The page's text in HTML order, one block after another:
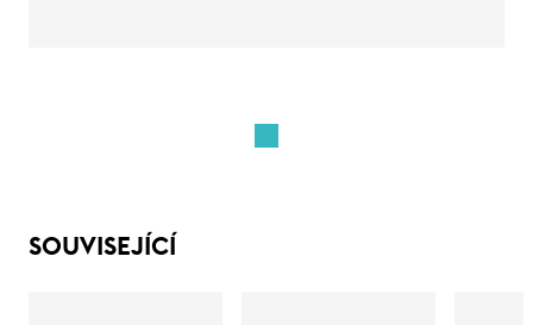
SOUVISEJÍCÍ